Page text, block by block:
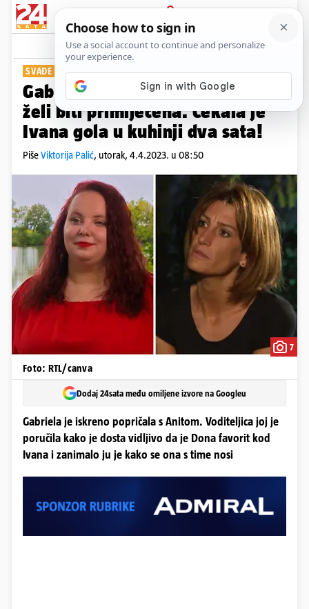
PRIJAVA
Show Komentari
SVAĐE U 'LJUBAVI NA SELU'
Gabriela oplela po Vanji: 'Očito
želi biti primijećena. Čekala je
Ivana gola u kuhinji dva sata!
PišeViktorija Palić, utorak, 4.4.2023. u 08:50
7
Foto: RTL/canva
Dodaj 24sata među omiljene izvore na Googleu
Gabriela je iskreno popričala s Anitom. Voditeljica joj je
poručila kako je dosta vidljivo da je Dona favorit kod
Ivana i zanimalo ju je kako se ona s time nosi